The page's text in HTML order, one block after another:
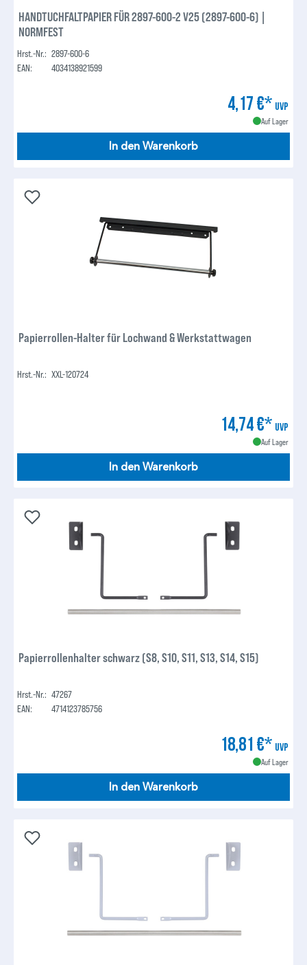
HANDTUCHFALTPAPIER FÜR 2897-600-2 V25 (2897-600-6) |
NORMFEST
Hrst.-Nr.: 2897-600-6
EAN:
4034138921599
4,17 €* UVP
Auf Lager
In den Warenkorb
Papierrollen-Halter für Lochwand & Werkstattwagen
Hrst.-Nr.: XXL-120724
14,74 €* UVP
Auf Lager
In den Warenkorb
Papierrollenhalter schwarz (S8, S10, S11, S13, S14, S15)
Hrst.-Nr.: 47267
EAN:
4714123785756
18,81 €* UVP
Auf Lager
In den Warenkorb